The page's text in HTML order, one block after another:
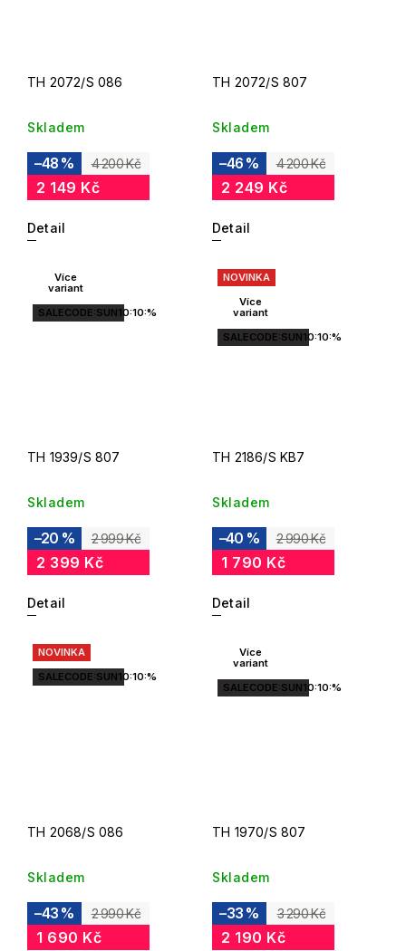
TH 2072/S 086
Skladem
4 200 Kč
–48 %
2 149 Kč
Detail
TH 2072/S 807
Skladem
4 200 Kč
–46 %
2 249 Kč
Detail
Více
variant
SALECODE:SUN10:10:%
TH 1939/S 807
Skladem
2 999 Kč
–20 %
2 399 Kč
Detail
NOVINKA
Více
variant
SALECODE:SUN10:10:%
TH 2186/S KB7
Skladem
2 990 Kč
–40 %
1 790 Kč
Detail
NOVINKA
SALECODE:SUN10:10:%
TH 2068/S 086
Skladem
2 990 Kč
–43 %
1 690 Kč
Více
variant
SALECODE:SUN10:10:%
TH 1970/S 807
Skladem
3 290 Kč
–33 %
2 190 Kč